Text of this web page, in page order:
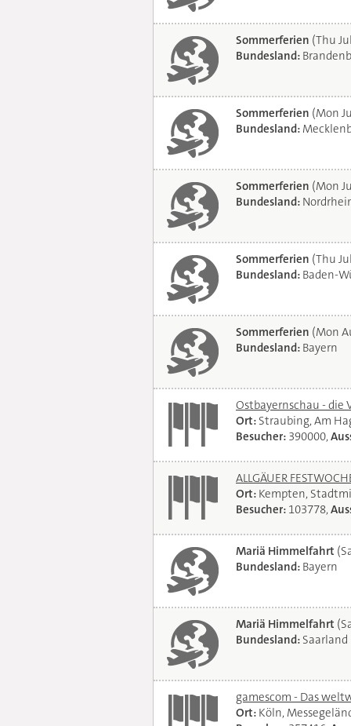
Sommerferien (Thu
Bundesland:
Sommerferien (Mon
Bundesland:
Sommerferien (Mon
Bundesland:
Sommerferien (Thu
Bundesland: Baden-
Sommerferien (Mon
Bundesland: Bayern
Ostbayernschau -
Ort: Straubing, Am
Besucher: 390000,
ALLGÄUER
Ort: Kempten,
Besucher: 103778,
Mariä Himmelfahrt
Bundesland: Bayern
Mariä Himmelfahrt
Bundesland: Saarland
gamescom - Das
Ort: Köln,